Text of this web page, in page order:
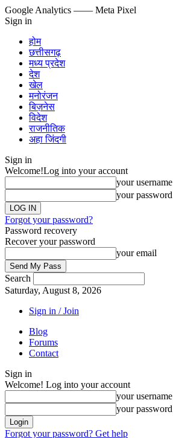
Google Analytics —— Meta Pixel
Sign in
होम
छत्तीसगढ़
मध्य प्रदेश
देश
खेल
मनोरंजन
बिज़नेस
विदेश
राजनीतिक
अहा जिंदगी
Sign in
Welcome!Log into your account
your username
your password
Forgot your password?
Password recovery
Recover your password
your email
Search
Saturday, August 8, 2026
Sign in / Join
Blog
Forums
Contact
Sign in
Welcome! Log into your account
your username
your password
Forgot your password? Get help